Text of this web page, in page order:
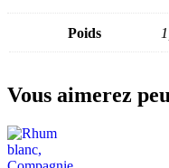
Poids
Vous aimerez